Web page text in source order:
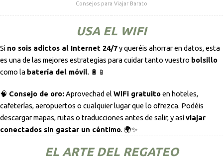
Consejos para Viajar Barato
USA EL WIFI
Si no sois adictos al Internet 24/7y queréis ahorrar en datos, esta
es una de las mejores estrategias para cuidar tanto vuestro bolsillo
como la batería del móvil. 🔋📱
🧠 Consejo de oro:Aprovechad el WiFi gratuitoen hoteles,
cafeterías, aeropuertos o cualquier lugar que lo ofrezca. Podéis
descargar mapas, rutas o traducciones antes de salir, y asíviajar
conectados sin gastar un céntimo. 🌍✨
EL ARTE DEL REGATEO